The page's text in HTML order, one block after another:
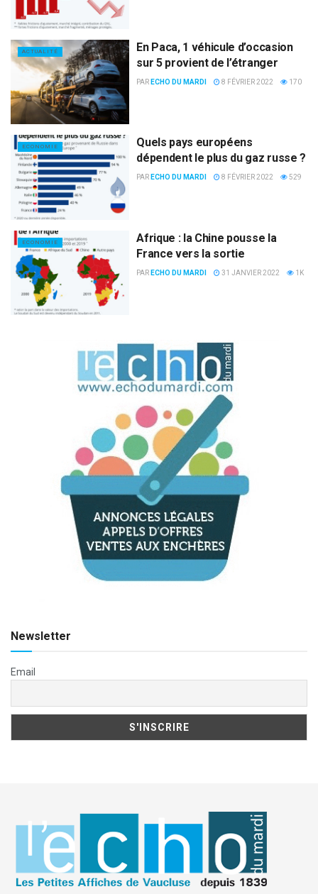
ACTUALITÉ
En Paca, 1 véhicule d’occasion
sur 5 provient de l’étranger
PAR ECHO DU MARDI 8 FÉVRIER 2022 170
ECONOMIE
Quels pays européens
dépendent le plus du gaz russe ?
PAR ECHO DU MARDI 8 FÉVRIER 2022 529
ECONOMIE
Afrique : la Chine pousse la
France vers la sortie
PAR ECHO DU MARDI 31 JANVIER 2022 1K
Newsletter
Email